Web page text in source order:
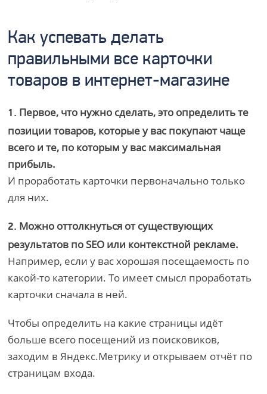
Как успевать делать
правильными все карточки
товаров в интернет-магазине
1. Первое, что нужно сделать, это определить те
позиции товаров, которые у вас покупают чаще
всего и те, по которым у вас максимальная
прибыль.
И проработать карточки первоначально только
для них.
2. Можно оттолкнуться от существующих
результатов по SEO или контекстной рекламе.
Например, если у вас хорошая посещаемость по
какой-то категории. То имеет смысл проработать
карточки сначала в ней.
Чтобы определить на какие страницы идёт
больше всего посещений из поисковиков,
заходим в Яндекс.Метрику и открываем отчёт по
страницам входа.